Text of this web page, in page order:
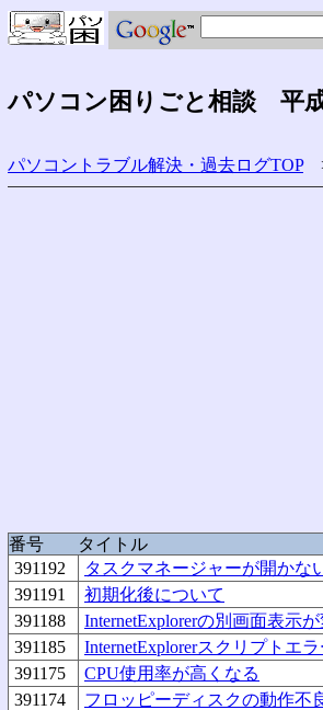
パソコン困りごと相談 平
パソコントラブル解決・過去ログTOP
番号
タイトル
391192
タスクマネージャーが開かな
391191
初期化後について
391188
InternetExplorerの別画面表示
391185
InternetExplorerスクリプトエラ
391175
CPU使用率が高くなる
391174
フロッピーディスクの動作